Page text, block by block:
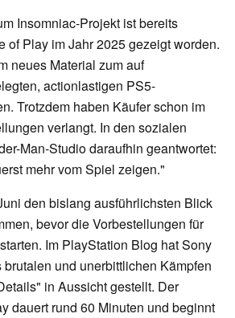
Insomniac-Projekt ist bereits
of Play im Jahr 2025 gezeigt worden.
neues Material zum auf
actionlastigen PS5-
Trotzdem haben Käufer schon im
verlangt. In den sozialen
Man-Studio daraufhin geantwortet:
mehr vom Spiel zeigen."
den bislang ausführlichsten Blick
bevor die Vorbestellungen für
Im PlayStation Blog hat Sony
und unerbittlichen Kämpfen
in Aussicht gestellt. Der
dauert rund 60 Minuten und beginnt